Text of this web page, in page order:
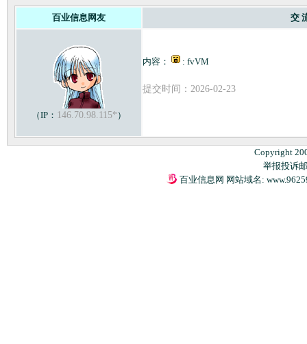
百业信息网友 交
（IP： 146.70.98.115* ）
内容： : fvVM
提交时间：2026-02-23
Copyright
举报投诉
百业信息网 网站域名: